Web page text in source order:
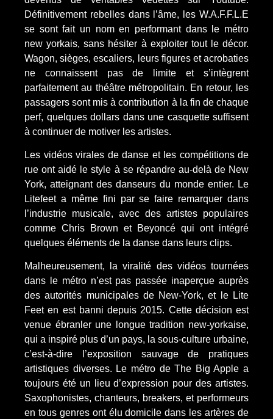
Définitivement rebelles dans l’âme, les W.A.F.F.L.E
se sont fait un nom en performant dans le métro
new yorkais, sans hésiter à exploiter tout le décor.
Wagon, sièges, escaliers, leurs figures et acrobaties
ne connaissent pas de limite et s’intègrent
parfaitement au théâtre métropolitain. En retour, les
passagers sont mis à contribution à la fin de chaque
perf, quelques dollars dans une casquette suffisent
à continuer de motiver les artistes.
Les vidéos virales de danse et les compétitions de
rue ont aidé le style à se répandre au-delà de New
York, atteignant des danseurs du monde entier. Le
Litefeet a même fini par se faire remarquer dans
l’industrie musicale, avec des artistes populaires
comme Chris Brown et Beyoncé qui ont intégré
quelques éléments de la danse dans leurs clips.
Malheureusement, la viralité des vidéos tournées
dans le métro n’est pas passée inaperçue auprès
des autorités municipales de New-York, et le Lite
Feet en est banni depuis 2015. Cette décision est
venue ébranler une longue tradition new-yorkaise,
qui a inspiré plus d’un pays, la sous-culture urbaine,
c’est-à-dire l’exposition sauvage de pratiques
artistiques diverses. Le métro de The Big Apple a
toujours été un lieu d’expression pour des artistes.
Saxophonistes, chanteurs, breakers, et performeurs
en tous genres ont élu domicile dans les artères de